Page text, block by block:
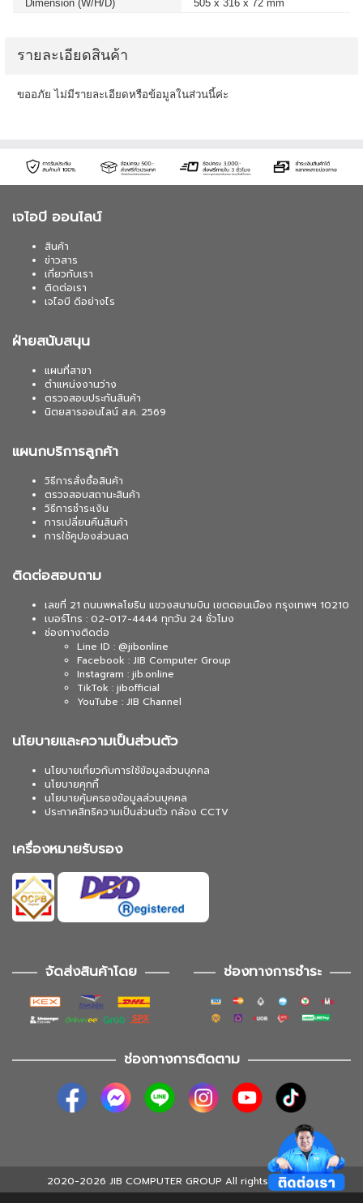
Dimension (W/H/D)
505 x 316 x 72 mm
รายละเอียดสินค้า
ขออภัย ไม่มีรายละเอียดหรือข้อมูลในส่วนนี้ค่ะ
เจไอบี ออนไลน์
สินค้า
ข่าวสาร
เกี่ยวกับเรา
ติดต่อเรา
เจไอบี ดีอย่างไร
ฝ่ายสนับสนุน
แผนที่สาขา
ตำแหน่งงานว่าง
ตรวจสอบประกันสินค้า
นิตยสารออนไลน์ ส.ค. 2569
แผนกบริการลูกค้า
วิธีการสั่งซื้อสินค้า
ตรวจสอบสถานะสินค้า
วิธีการชำระเงิน
การเปลี่ยนคืนสินค้า
การใช้คูปองส่วนลด
ติดต่อสอบถาม
เลขที่ 21 ถนนพหลโยธิน แขวงสนามบิน เขตดอนเมือง กรุงเทพฯ 10210
เบอร์โทร : 02-017-4444 ทุกวัน 24 ชั่วโมง
ช่องทางติดต่อ
Line ID : @jibonline
Facebook : JIB Computer Group
Instagram : jib.online
TikTok : jibofficial
YouTube : JIB Channel
นโยบายและความเป็นส่วนตัว
นโยบายเกี่ยวกับการใช้ข้อมูลส่วนบุคคล
นโยบายคุกกี้
นโยบายคุ้มครองข้อมูลส่วนบุคคล
ประกาศสิทธิความเป็นส่วนตัว กล้อง CCTV
เครื่องหมายรับรอง
จัดส่งสินค้าโดย ช่องทางการชำระ
ช่องทางการติดตาม
2020-2026 JIB COMPUTER GROUP All rights reserved